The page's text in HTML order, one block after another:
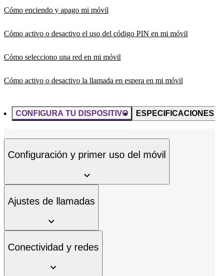
Cómo enciendo y apago mi móvil
Cómo activo o desactivo el uso del código PIN en mi móvil
Cómo selecciono una red en mi móvil
Cómo activo o desactivo la llamada en espera en mi móvil
CONFIGURA TU DISPOSITIVO ESPECIFICACIONES
Configuración y primer uso del móvil
Ajustes de llamadas
Conectividad y redes